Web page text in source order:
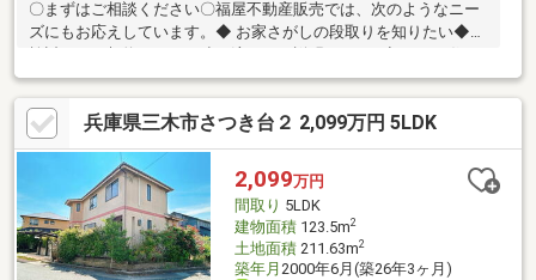
〇まずはご相談ください〇福屋不動産販売では、次のようなニー
ズにもお応えしています。◆ お家さがしの段取りを知りたい◆ご
検討からご契約までの一連の流れをご説明します。初めての住ま
い購入のご参考にしてください♪駐車台数は車種による。◆ 予算
を知りたい◆収入や家賃から予算やローン金額のシミュレーショ
ンをします。物件購入の際に不安となる諸費用や税金のことにお
答えします。その他リフォーム・住み替えのお悩みなど幅広くお
手伝いさせていただきます。お家さがしをし始めてすぐの方もお
気軽にお問合せください♪皆様のお問い合わせを心よりお待ちして
おります♪♪
兵庫県三木市さつき台２ 2,099万円 5LDK
2,099万円
間取り 5LDK
建物面積123.5m2
土地面積211.63m2
築年月 2000年6月(築26年3ヶ月)